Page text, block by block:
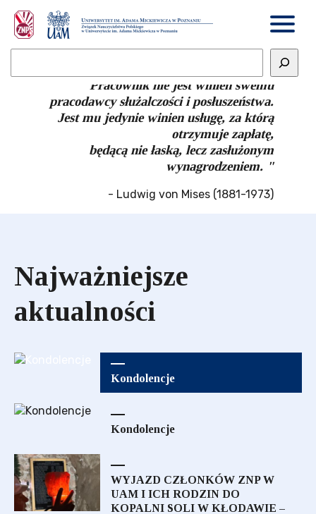
" Pracownik nie jest winien swemu
pracodawcy służalczości i posłuszeństwa.
Jest mu jedynie winien usługę, za którą
otrzymuje zapłatę,
będącą nie łaską, lecz zasłużonym
wynagrodzeniem. "
- Ludwig von Mises (1881-1973)
Najważniejsze
aktualności
Kondolencje
Kondolencje
WYJAZD CZŁONKÓW ZNP W
UAM I ICH RODZIN DO
KOPALNI SOLI W KŁODAWIE –